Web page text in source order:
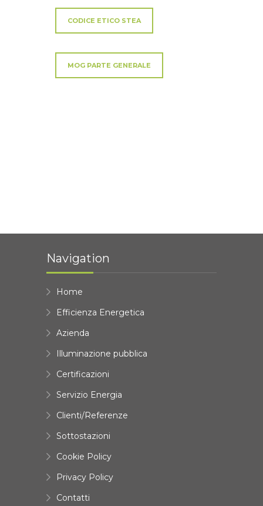
CODICE ETICO STEA
MOG PARTE GENERALE
Navigation
Home
Efficienza Energetica
Azienda
Illuminazione pubblica
Certificazioni
Servizio Energia
Clienti/Referenze
Sottostazioni
Cookie Policy
Privacy Policy
Contatti